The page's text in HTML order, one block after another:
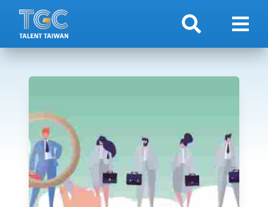
搜索 顯示